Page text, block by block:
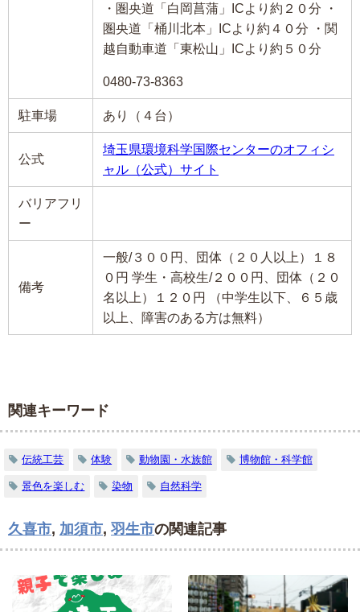
・圏央道「白岡菖蒲」ICより約２０分 ・
圏央道「桶川北本」ICより約４０分 ・関
越自動車道「東松山」ICより約５０分
0480-73-8363
駐車場 あり（４台）
公式
埼玉県環境科学国際センターのオフィシ
ャル（公式）サイト
バリアフリ
ー
備考
一般/３００円、団体（２０人以上）１８
０円 学生・高校生/２００円、団体（２０
名以上）１２０円 （中学生以下、６５歳
以上、障害のある方は無料）
関連キーワード
伝統工芸 体験 動物園・水族館 博物館・科学館
景色を楽しむ 染物 自然科学
久喜市, 加須市, 羽生市の関連記事